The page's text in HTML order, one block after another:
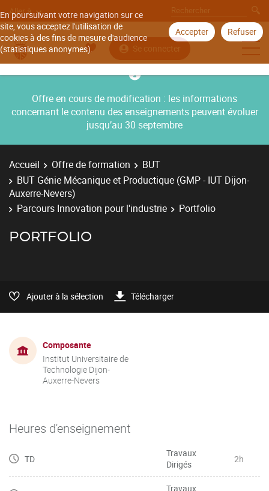
En poursuivant votre navigation sur ce
site, vous acceptez l'utilisation de
cookies à des fins de mesure d'audience
(statistiques anonymes).
Accepter Refuser
Aller à
Se connecter
Offre en cours de modification : les informations
concernant le contenu des enseignements peuvent évoluer
jusqu’au 30 septembre
Accueil Offre de formation
BUT
BUT Génie Mécanique et Productique (GMP - IUT Dijon-
Auxerre-Nevers)
Parcours Innovation pour l'industrie
Portfolio
PORTFOLIO
Ajouter à la sélection Télécharger
Composante
Institut Universitaire de
Technologie Dijon-
Auxerre-Nevers
Heures d'enseignement
TD
Travaux
Dirigés
2h
Travaux